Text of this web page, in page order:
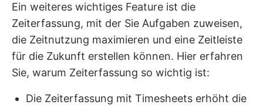
Ein weiteres wichtiges Feature ist die
Zeiterfassung, mit der Sie Aufgaben zuweisen,
die Zeitnutzung maximieren und eine Zeitleiste
für die Zukunft erstellen können. Hier erfahren
Sie, warum Zeiterfassung so wichtig ist:
Die Zeiterfassung mit Timesheets erhöht die